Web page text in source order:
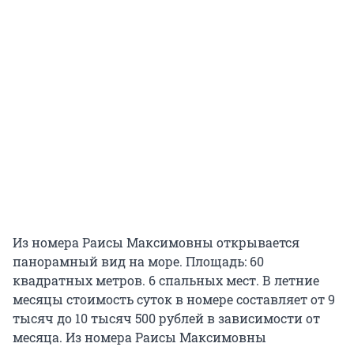
Из номера Раисы Максимовны открывается
панорамный вид на море. Площадь: 60
квадратных метров. 6 спальных мест. В летние
месяцы стоимость суток в номере составляет от 9
тысяч до 10 тысяч 500 рублей в зависимости от
месяца. Из номера Раисы Максимовны